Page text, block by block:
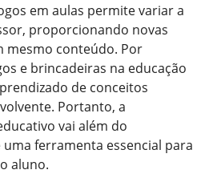
em aulas permite variar a
proporcionando novas
mesmo conteúdo. Por
e brincadeiras na educação
de conceitos
Portanto, a
vai além do
ferramenta essencial para
aluno.